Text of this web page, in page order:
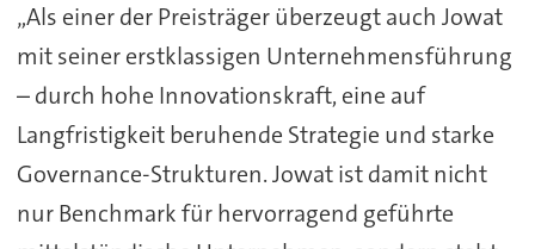
„Als einer der Preisträger überzeugt auch Jowat
mit seiner erstklassigen Unternehmensführung
– durch hohe Innovationskraft, eine auf
Langfristigkeit beruhende Strategie und starke
Governance-Strukturen. Jowat ist damit nicht
nur Benchmark für hervorragend geführte